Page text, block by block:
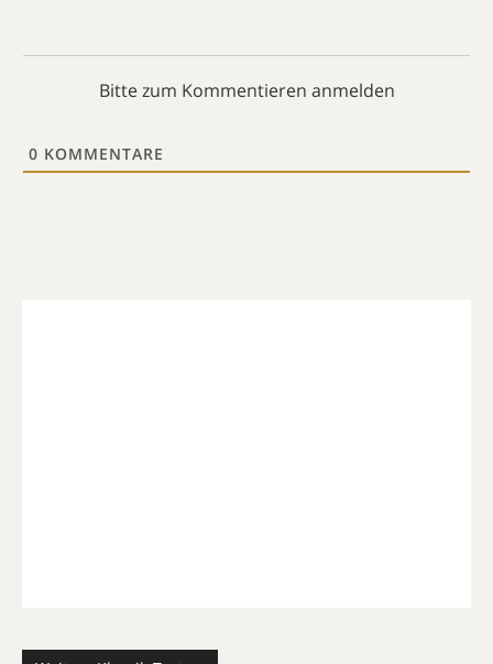
Bitte zum Kommentieren anmelden
0 KOMMENTARE